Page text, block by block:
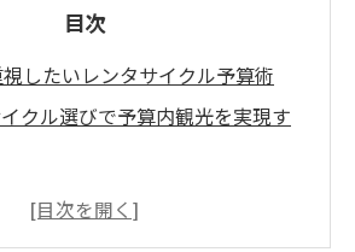
目次
したいレンタサイクル予算術
クル選びで予算内観光を実現す
ンタサイクルを安く活用するポイ